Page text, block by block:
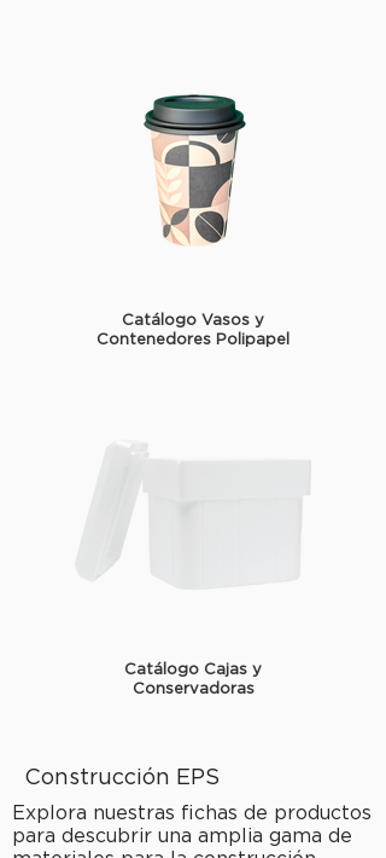
Catálogo Vasos y
Contenedores Polipapel
Catálogo Cajas y
Conservadoras
Construcción EPS
Explora nuestras fichas de productos
para descubrir una amplia gama de